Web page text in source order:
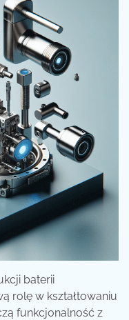
baterii
rolę w kształtowaniu
funkcjonalność z